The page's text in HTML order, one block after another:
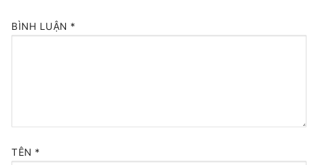
BÌNH LUẬN *
TÊN *